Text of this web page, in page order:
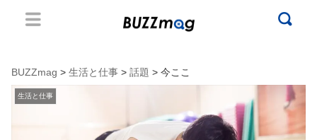
BUZZmag > 生活と仕事 > 話題 > 今ここ
生活と仕事